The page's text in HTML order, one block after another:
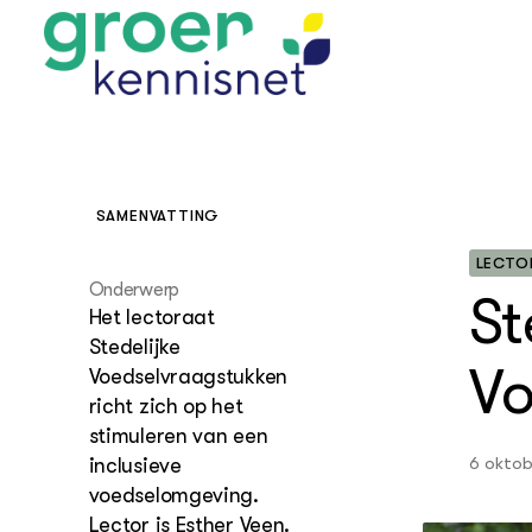
STARTPAGINA'S
Hippisch
Onderwijs,
Onderzoek &
Advies
Onze partners
Research
SAMENVATTING
Onderwerp
Het lectoraat
Stedelijke
Voedselvraagstukken
richt zich op het
stimuleren van een
inclusieve
voedselomgeving.
Lector is Esther Veen.
6